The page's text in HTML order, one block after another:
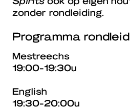
zonder rondleiding.
Programma
Mestreechs
19:00-19:30u
English
19:30-20:00u